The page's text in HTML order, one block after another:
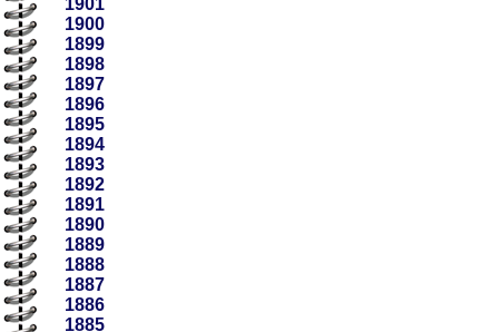
1901
1900
1899
1898
1897
1896
1895
1894
1893
1892
1891
1890
1889
1888
1887
1886
1885